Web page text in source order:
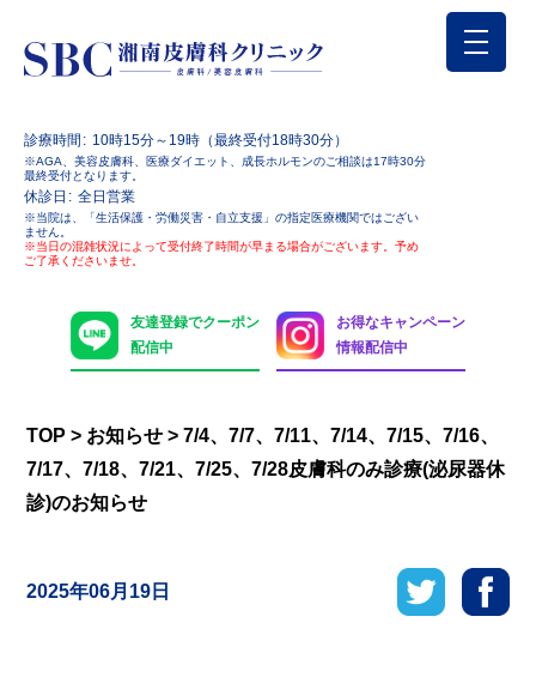
診療時間 10時15分～19時（最終受付18時30分）
※AGA、美容皮膚科、医療ダイエット、成長ホルモンのご相談は17時30分
最終受付となります。
休診日 全日営業
※当院は、「生活保護・労働災害・自立支援」の指定医療機関ではござい
ません。
※当日の混雑状況によって受付終了時間が早まる場合がございます。予め
ご了承くださいませ。
友達登録でクーポン
配信中
お得なキャンペーン
情報配信中
TOP > お知らせ >7/4、7/7、7/11、7/14、7/15、7/16、
7/17、7/18、7/21、7/25、7/28皮膚科のみ診療(泌尿器休
診)のお知らせ
2025年06月19日